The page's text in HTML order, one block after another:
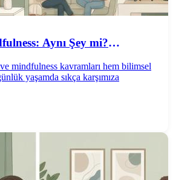
Aynı Şey mi?
mindfulness kavramları hem bilimsel
yaşamda sıkça karşımıza